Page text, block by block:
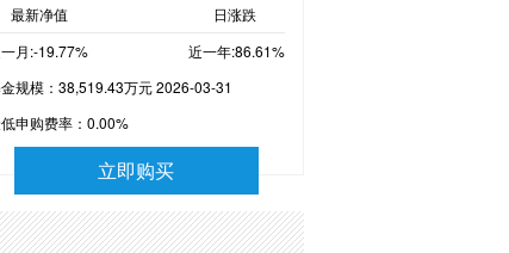
最新净值
日涨跌
月:-19.77%
近一年:86.61%
规模：38,519.43万元 2026-03-31
申购费率： 0.00%
立即购买